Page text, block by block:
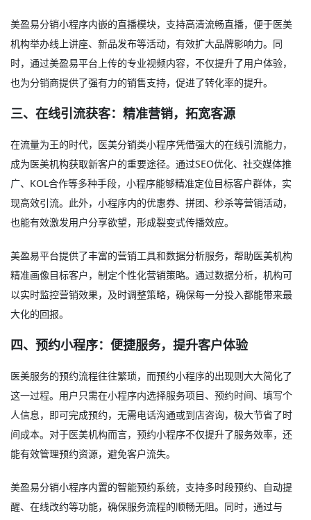
美盈易分销小程序内嵌的直播模块，支持高清流畅直播，便于医美
机构举办线上讲座、新品发布等活动，有效扩大品牌影响力。同
时，通过美盈易平台上传的专业视频内容，不仅提升了用户体验，
也为分销商提供了强有力的销售支持，促进了转化率的提升。
三、在线引流获客：精准营销，拓宽客源
在流量为王的时代，医美分销类小程序凭借强大的在线引流能力，
成为医美机构获取新客户的重要途径。通过SEO优化、社交媒体推
广、KOL合作等多种手段，小程序能够精准定位目标客户群体，实
现高效引流。此外，小程序内的优惠券、拼团、秒杀等营销活动，
也能有效激发用户分享欲望，形成裂变式传播效应。
美盈易平台提供了丰富的营销工具和数据分析服务，帮助医美机构
精准画像目标客户，制定个性化营销策略。通过数据分析，机构可
以实时监控营销效果，及时调整策略，确保每一分投入都能带来最
大化的回报。
四、预约小程序：便捷服务，提升客户体验
医美服务的预约流程往往繁琐，而预约小程序的出现则大大简化了
这一过程。用户只需在小程序内选择服务项目、预约时间、填写个
人信息，即可完成预约，无需电话沟通或到店咨询，极大节省了时
间成本。对于医美机构而言，预约小程序不仅提升了服务效率，还
能有效管理预约资源，避免客户流失。
美盈易分销小程序内置的智能预约系统，支持多时段预约、自动提
醒、在线改约等功能，确保服务流程的顺畅无阻。同时，通过与